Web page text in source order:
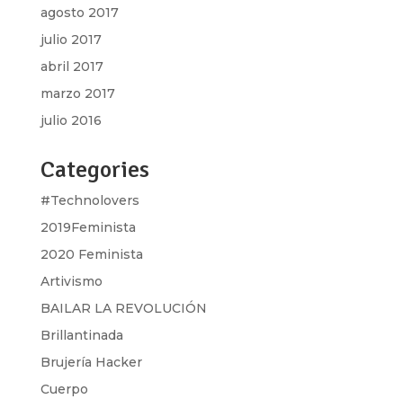
agosto 2017
julio 2017
abril 2017
marzo 2017
julio 2016
Categories
#Technolovers
2019Feminista
2020 Feminista
Artivismo
BAILAR LA REVOLUCIÓN
Brillantinada
Brujería Hacker
Cuerpo